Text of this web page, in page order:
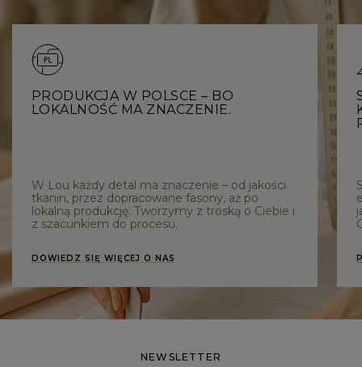
PRODUKCJA W POLSCE – BO
LOKALNOŚĆ MA ZNACZENIE.
W Lou każdy detal ma znaczenie – od jakości
tkanin, przez dopracowane fasony, aż po
lokalną produkcję. Tworzymy z troską o Ciebie i
z szacunkiem do procesu.
DOWIEDZ SIĘ WIĘCEJ O NAS
NEWSLETTER